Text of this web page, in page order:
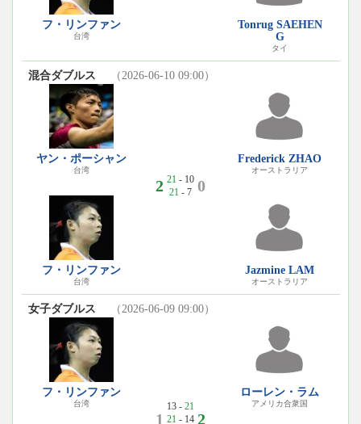
フ・リンファン
台湾
Tonrug SAEHEN
G
タイ
混合ダブルス （2026-06-10 09:00）
ヤン・ポーシャン
台湾
フ・リンファン
台湾
2 21 - 10
21 - 7 0
Frederick ZHAO
オーストラリア
Jazmine LAM
オーストラリア
女子ダブルス （2026-06-09 09:00）
フ・リンファン
台湾
1
13 - 21
21 - 14 2
ローレン・ラム
アメリカ合衆国